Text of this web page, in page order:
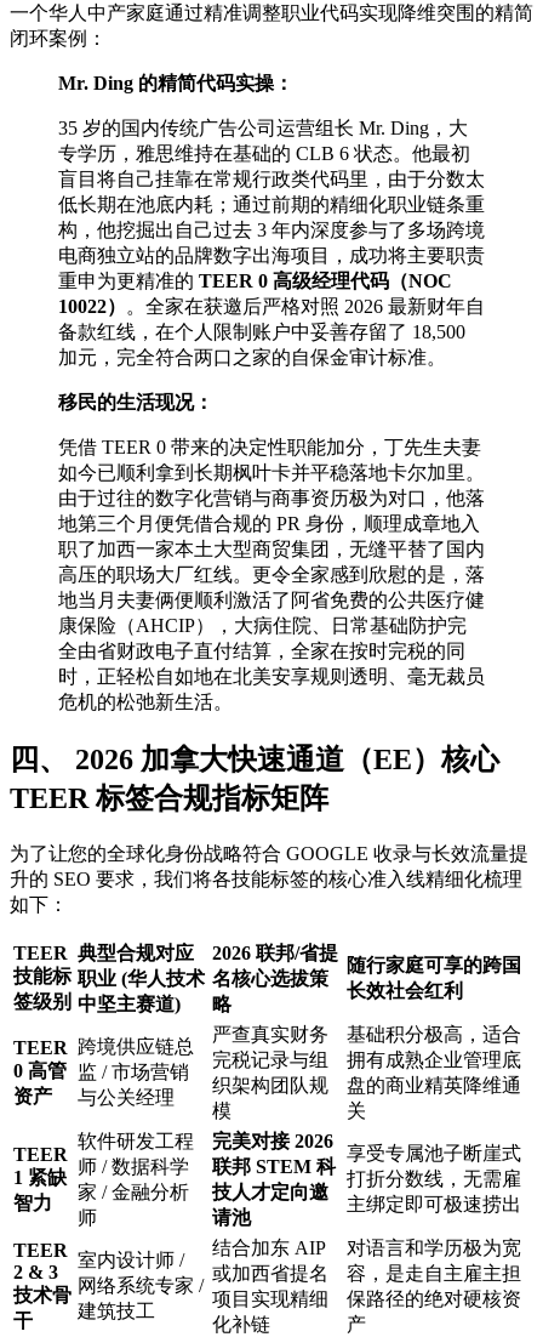
一个华人中产家庭通过精准调整职业代码实现降维突围的精简
闭环案例：
Mr. Ding 的精简代码实操：
35 岁的国内传统广告公司运营组长 Mr. Ding，大
专学历，雅思维持在基础的 CLB 6 状态。他最初
盲目将自己挂靠在常规行政类代码里，由于分数太
低长期在池底内耗；通过前期的精细化职业链条重
构，他挖掘出自己过去 3 年内深度参与了多场跨境
电商独立站的品牌数字出海项目，成功将主要职责
重申为更精准的 TEER 0 高级经理代码（NOC
10022） 。全家在获邀后严格对照 2026 最新财年自
备款红线，在个人限制账户中妥善存留了 18,500
加元，完全符合两口之家的自保金审计标准。
移民的生活现况：
凭借 TEER 0 带来的决定性职能加分，丁先生夫妻
如今已顺利拿到长期枫叶卡并平稳落地卡尔加里。
由于过往的数字化营销与商事资历极为对口，他落
地第三个月便凭借合规的 PR 身份，顺理成章地入
职了加西一家本土大型商贸集团，无缝平替了国内
高压的职场大厂红线。更令全家感到欣慰的是，落
地当月夫妻俩便顺利激活了阿省免费的公共医疗健
康保险（AHCIP），大病住院、日常基础防护完
全由省财政电子直付结算，全家在按时完税的同
时，正轻松自如地在北美安享规则透明、毫无裁员
危机的松弛新生活。
四、 2026 加拿大快速通道（EE）核心
TEER 标签合规指标矩阵
为了让您的全球化身份战略符合 GOOGLE 收录与长效流量提
升的 SEO 要求，我们将各技能标签的核心准入线精细化梳理
如下：
TEER
技能标
签级别
典型合规对应
职业 (华人技术
中坚主赛道)
2026 联邦/省提
名核心选拔策
略
随行家庭可享的跨国
长效社会红利
TEER
0 高管
资产
跨境供应链总
监 / 市场营销
与公关经理
严查真实财务
完税记录与组
织架构团队规
模
基础积分极高，适合
拥有成熟企业管理底
盘的商业精英降维通
关
TEER
1 紧缺
智力
软件研发工程
师 / 数据科学
家 / 金融分析
师
完美对接 2026
联邦 STEM 科
技人才定向邀
请池
享受专属池子断崖式
打折分数线，无需雇
主绑定即可极速捞出
TEER
2 & 3
技术骨
干
室内设计师 /
网络系统专家 /
建筑技工
结合加东 AIP
或加西省提名
项目实现精细
化补链
对语言和学历极为宽
容，是走自主雇主担
保路径的绝对硬核资
产